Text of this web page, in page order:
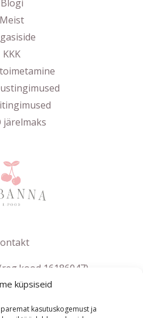
küpsiseid
kasutuskogemust ja
16186047)
Blogi
Meist
KKK
järelmaks